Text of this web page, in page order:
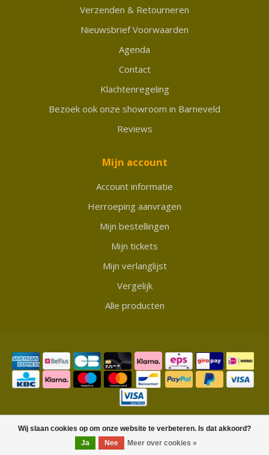
Wij slaan cookies op om onze website te verbeteren. Is dat akkoord?
Ja
Nee Meer over cookies »
Verzenden & Retourneren
Nieuwsbrief Voorwaarden
Agenda
Contact
Klachtenregeling
Bezoek ook onze showroom in Barneveld
Reviews
Mijn account
Account informatie
Herroeping aanvragen
Mijn bestellingen
Mijn tickets
Mijn verlanglijst
Vergelijk
Alle producten
© Copyright 2026 Showmycollection